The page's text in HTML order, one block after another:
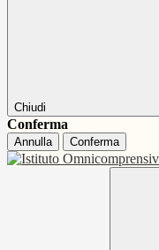
Chiudi
Conferma
Annulla Conferma